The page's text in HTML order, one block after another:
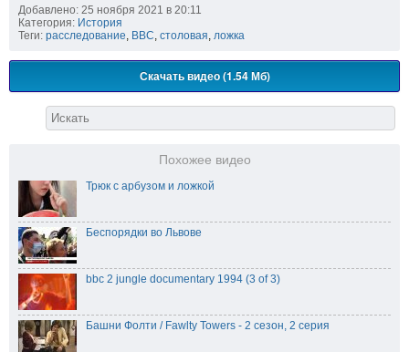
Добавлено: 25 ноября 2021 в 20:11
Категория: История
Теги: расследование, BBC, столовая, ложка
Скачать видео (1.54 Мб)
Похожее видео
Трюк с арбузом и ложкой
Беспорядки во Львове
bbc 2 jungle documentary 1994 (3 of 3)
Башни Фолти / Fawlty Towers - 2 сезон, 2 серия